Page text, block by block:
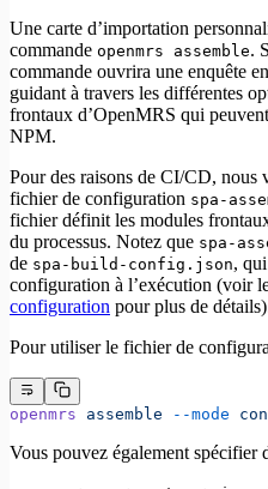
Une carte d’importation
commande openmrs assemble.
commande ouvrira une enquête
guidant à travers les différentes
frontaux d’OpenMRS qui
NPM.
Pour des raisons de CI/CD, nous
fichier de configuration spa-
fichier définit les modules
du processus. Notez que spa-
de spa-build-config.json,
configuration à l’exécution (voir
configuration pour plus de
Pour utiliser le fichier de
openmrs assemble --mode
Vous pouvez également spécifier